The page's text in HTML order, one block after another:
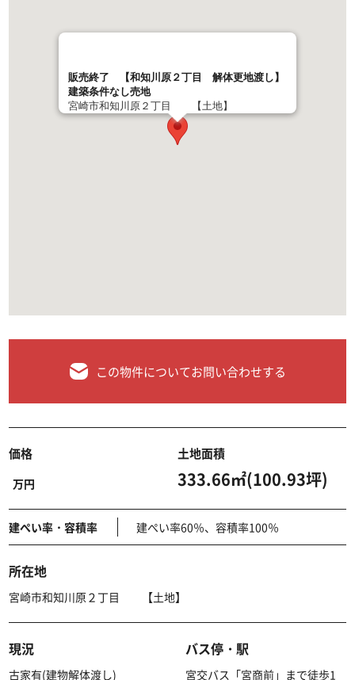
販売終了 【和知川原２丁目 解体更地渡し】
建築条件なし売地
宮崎市和知川原２丁目 【土地】
この物件についてお問い合わせする
価格
万円
土地面積
333.66㎡(100.93坪)
建ぺい率・容積率 建ぺい率60％、容積率100％
所在地
宮崎市和知川原２丁目 【土地】
現況
古家有(建物解体渡し)
バス停・駅
宮交バス「宮商前」まで徒歩1